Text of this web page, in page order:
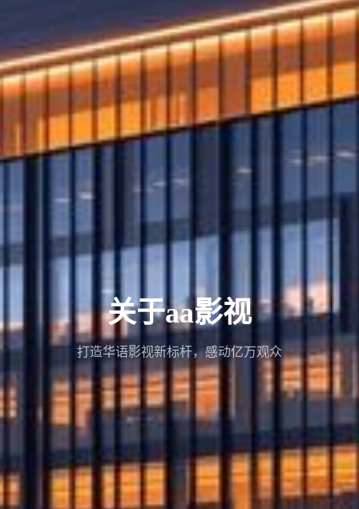
关于aa影视
打造华语影视新标杆，感动亿万观众